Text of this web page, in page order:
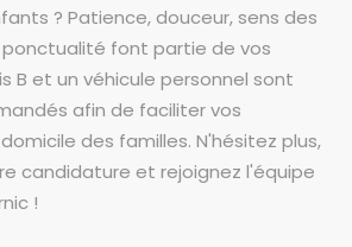
? Patience, douceur, sens des
font partie de vos
B et un véhicule personnel sont
afin de faciliter vos
des familles. N'hésitez plus,
candidature et rejoignez l'équipe
!